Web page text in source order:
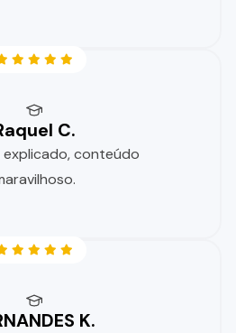
C.
conteúdo
K.